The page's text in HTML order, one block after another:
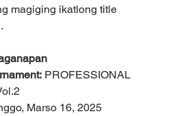
magiging ikatlong title
PROFESSIONAL
Marso 16, 2025